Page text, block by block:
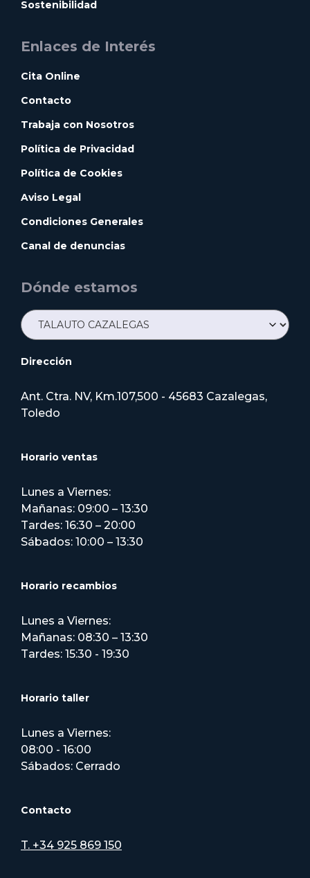
Sostenibilidad
Enlaces de Interés
Cita Online
Contacto
Trabaja con Nosotros
Política de Privacidad
Política de Cookies
Aviso Legal
Condiciones Generales
Canal de denuncias
Dónde estamos
Dirección
Ant. Ctra. NV, Km.107,500 - 45683 Cazalegas,
Toledo
Horario ventas
Lunes a Viernes:
Mañanas: 09:00 – 13:30
Tardes: 16:30 – 20:00
Sábados: 10:00 – 13:30
Horario recambios
Lunes a Viernes:
Mañanas: 08:30 – 13:30
Tardes: 15:30 - 19:30
Horario taller
Lunes a Viernes:
08:00 - 16:00
Sábados: Cerrado
Contacto
T. +34 925 869 150